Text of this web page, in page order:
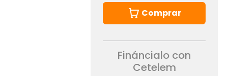
Comprar
Fináncialo con
Cetelem